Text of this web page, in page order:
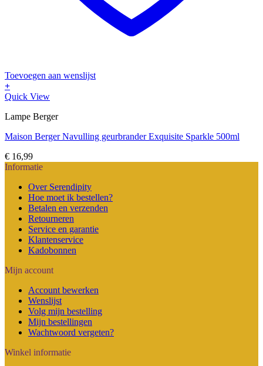
Toevoegen aan wenslijst
+
Quick View
Lampe Berger
Maison Berger Navulling geurbrander Exquisite Sparkle 500ml
€ 16,99
Informatie
Over Serendipity
Hoe moet ik bestellen?
Betalen en verzenden
Retourneren
Service en garantie
Klantenservice
Kadobonnen
Mijn account
Account bewerken
Wenslijst
Volg mijn bestelling
Mijn bestellingen
Wachtwoord vergeten?
Winkel informatie